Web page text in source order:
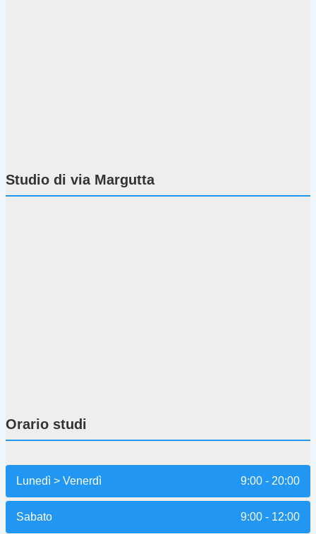
Studio di via Margutta
Orario studi
Lunedì > Venerdì 9:00 - 20:00
Sabato 9:00 - 12:00